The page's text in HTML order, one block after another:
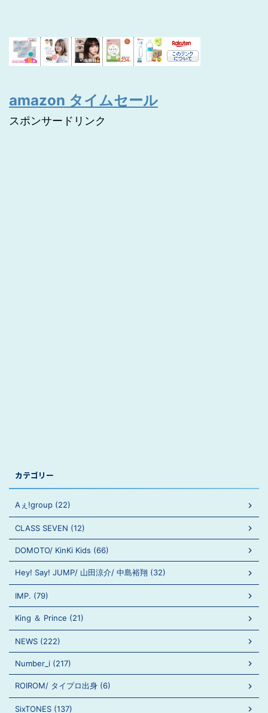
amazon タイムセール
スポンサードリンク
カテゴリー
Aぇ!group (22)
CLASS SEVEN (12)
DOMOTO/ KinKi Kids (66)
Hey! Say! JUMP/ 山田涼介/ 中島裕翔 (32)
IMP. (79)
King ＆ Prince (21)
NEWS (222)
Number_i (217)
ROIROM/ タイプロ出身 (6)
SixTONES (137)